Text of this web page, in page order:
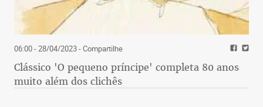
06:00 - 28/04/2023- Compartilhe
Clássico 'O pequeno príncipe' completa 80 anos
muito além dos clichês